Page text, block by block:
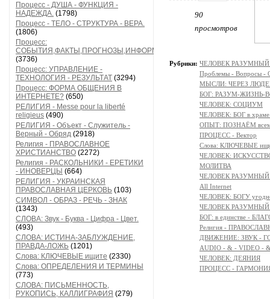
Процесс - ДУША - ФУНКЦИЯ -
НАДЕЖДА. (1798)
Процесс - ТЕЛО - СТРУКТУРА - ВЕРА.
(1806)
Процесс:
СОБЫТИЯ,ФАКТЫ,ПРОГНОЗЫ,ИНФОРМАЦИЯ
(3736)
Процесс: УПРАВЛЕНИЕ -
ТЕХНОЛОГИЯ - РЕЗУЛЬТАТ (3294)
Процесс: ФОРМА ОБЩЕНИЯ В
ИНТЕРНЕТЕ? (650)
РЕЛИГИЯ - Messe pour la liberté
religieus (490)
РЕЛИГИЯ - Объект - Служитель -
Верный - Обряд (2918)
Религия - ПРАВОСЛАВНОЕ
ХРИСТИАНСТВО (2272)
Религия - РАСКОЛЬНИКИ - ЕРЕТИКИ
- ИНОВЕРЦЫ (664)
РЕЛИГИЯ - УКРАИНСКАЯ
ПРАВОСЛАВНАЯ ЦЕРКОВЬ (103)
СИМВОЛ - ОБРАЗ - РЕЧЬ - ЗНАК
(1343)
СЛОВА: Звук - Буква - Цифра - Цвет.
(493)
СЛОВА: ИСТИНА-ЗАБЛУЖДЕНИЕ,
ПРАВДА-ЛОЖЬ (1201)
Слова: КЛЮЧЕВЫЕ ищите (2330)
Слова: ОПРЕДЕЛЕНИЯ И ТЕРМИНЫ
(773)
СЛОВА: ПИСЬМЕННОСТЬ,
РУКОПИСЬ, КАЛЛИГРАФИЯ (279)
90
просмотров
Рубрики: ЧЕЛОВЕК РАЗУМНЫЙ:
Проблемы - Вопросы -
МЫСЛИ: ЧЕРЕЗ
БОГ: РАЗУМ-ЖИЗНЬ-
ЧЕЛОВЕК: СОЦИУМ
ЧЕЛОВЕК: БОГ в
ОПЫТ: ПОЗНАЁМ всем
ПРОЦЕСС - Вектор
Слова: КЛЮЧЕВЫЕ
ЧЕЛОВЕК:
МОЛИТВА
ЧЕЛОВЕК РАЗУМНЫЙ:
All Internet
ЧЕЛОВЕК: БОГУ
ЧЕЛОВЕК
БОГ: в единстве -
Религия -
ДВИЖЕНИЕ: ЗВУК -
AUDIO - & - VIDEO -
ЧЕЛОВЕК: ДЕЯНИЯ
ПРОЦЕСС -